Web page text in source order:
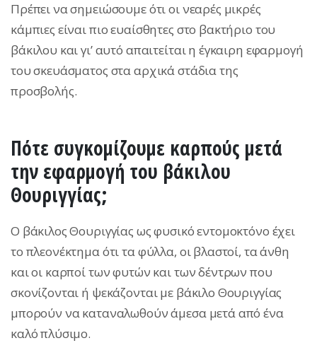
Πρέπει να σημειώσουμε ότι οι νεαρές μικρές
κάμπιες είναι πιο ευαίσθητες στο βακτήριο του
βάκιλου και γι’ αυτό απαιτείται η έγκαιρη εφαρμογή
του σκευάσματος στα αρχικά στάδια της
προσβολής.
Πότε συγκομίζουμε καρπούς μετά
την εφαρμογή του βάκιλου
Θουριγγίας;
Ο βάκιλος Θουριγγίας ως φυσικό εντομοκτόνο έχει
το πλεονέκτημα ότι τα φύλλα, οι βλαστοί, τα άνθη
και οι καρποί των φυτών και των δέντρων που
σκονίζονται ή ψεκάζονται με βάκιλο Θουριγγίας
μπορούν να καταναλωθούν άμεσα μετά από ένα
καλό πλύσιμο.